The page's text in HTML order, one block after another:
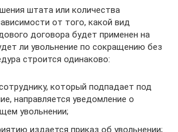
штата или количества
от того, какой вид
договора будет применен на
ли увольнение по сокращению без
строится одинаково:
который подпадает под
направляется уведомление о
увольнении;
издается приказ об увольнении;